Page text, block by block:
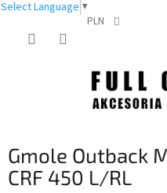
Select Language ▼
PLN
Gmole Outback
CRF 450 L/RL